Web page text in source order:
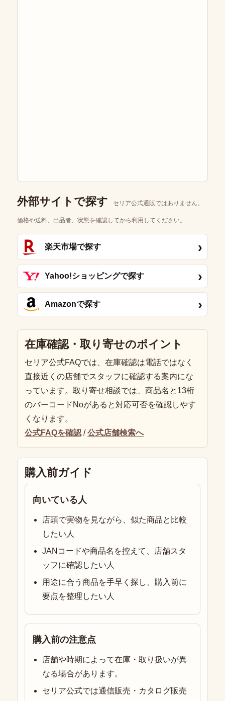
外部サイトで探す セリア公式通販ではありません。
価格や送料、出品者、状態を確認してから利用してください。
楽天市場で探す ›
Yahoo!ショッピングで探す ›
Amazonで探す ›
在庫確認・取り寄せのポイント
セリア公式FAQでは、在庫確認は電話ではなく
直接近くの店舗でスタッフに確認する案内にな
っています。取り寄せ相談では、商品名と13桁
のバーコードNoがあると対応可否を確認しやす
くなります。
公式FAQを確認 /公式店舗検索へ
購入前ガイド
向いている人
店頭で実物を見ながら、似た商品と比較
したい人
JANコードや商品名を控えて、店舗スタ
ッフに確認したい人
用途に合う商品を手早く探し、購入前に
要点を整理したい人
購入前の注意点
店舗や時期によって在庫・取り扱いが異
なる場合があります。
セリア公式では通信販売・カタログ販売